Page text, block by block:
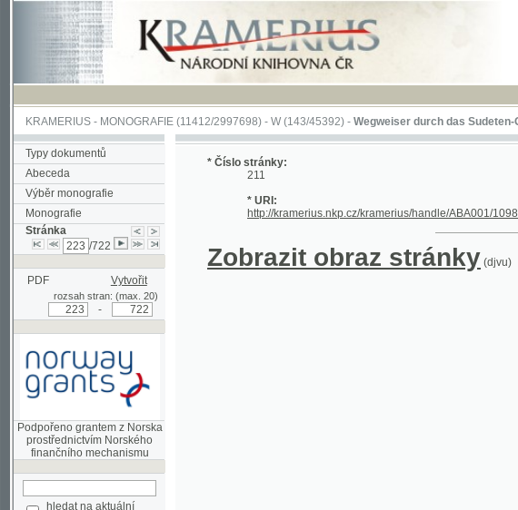
KRAMERIUS-MONOGRAFIE(11412/2997698) -W (143/45392)-Wegweiser durch das Sudeten-Gebirge
Typy dokumentů
Abeceda
Výběr monografie
Monografie
Stránka
/722
PDF Vytvořit
rozsah stran: (max. 20)
Podpořeno grantem z Norska
prostřednictvím Norského
hledat na aktuální
stránce
Pokročilé vyhledávání
* Číslo stránky:
211
* URI:
http://kramerius.nkp.cz/kramerius/handle/ABA001/1098792
Zobrazit obraz stránky